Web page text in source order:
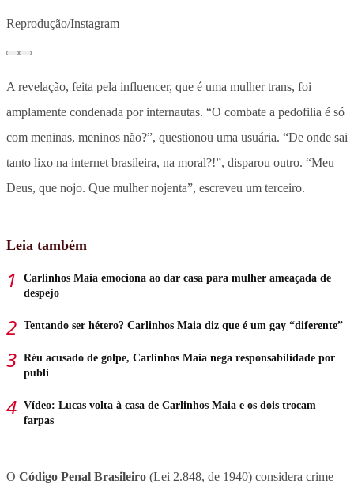
Reprodução/Instagram
A revelação, feita pela influencer, que é uma mulher trans, foi
amplamente condenada por internautas. “O combate a pedofilia é só
com meninas, meninos não?”, questionou uma usuária. “De onde sai
tanto lixo na internet brasileira, na moral?!”, disparou outro. “Meu
Deus, que nojo. Que mulher nojenta”, escreveu um terceiro.
Leia também
Carlinhos Maia emociona ao dar casa para mulher ameaçada de
despejo
Tentando ser hétero? Carlinhos Maia diz que é um gay “diferente”
Réu acusado de golpe, Carlinhos Maia nega responsabilidade por
publi
Vídeo: Lucas volta à casa de Carlinhos Maia e os dois trocam
farpas
O Código Penal Brasileiro (Lei 2.848, de 1940) considera crime